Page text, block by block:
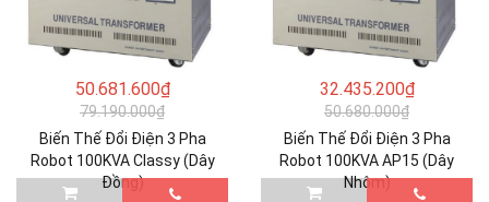
50.681.600₫
79.190.000₫
Biến Thế Đổi Điện 3 Pha
Robot 100KVA Classy (Dây
Đồng)
32.435.200₫
50.680.000₫
Biến Thế Đổi Điện 3 Pha
Robot 100KVA AP15 (Dây
Nhôm)